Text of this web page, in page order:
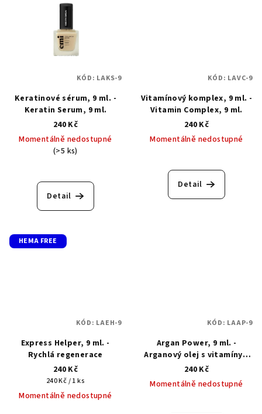
Keratinové sérum, 9 ml. -
Keratin Serum, 9 ml.
240 Kč
Momentálně nedostupné
(>5 ks)
Detail
KÓD: LAKS-9
Vitamínový komplex, 9 ml. -
Vitamin Complex, 9 ml.
240 Kč
Momentálně nedostupné
Detail
KÓD: LAVC-9
HEMA FREE
Express Helper, 9 ml. -
Rychlá regenerace
240 Kč
Měrná
cena:
240 Kč / 1 ks
Momentálně nedostupné
KÓD: LAEH-9
Argan Power, 9 ml. -
Arganový olej s vitamíny 9
ml
240 Kč
Momentálně nedostupné
KÓD: LAAP-9